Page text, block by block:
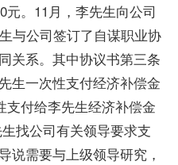
。11月，李先生向公司
与公司签订了自谋职业协
关系。其中协议书第三条
生一次性支付经济补偿金
支付给李先生经济补偿金
找公司有关领导要求支
说需要与上级领导研究，